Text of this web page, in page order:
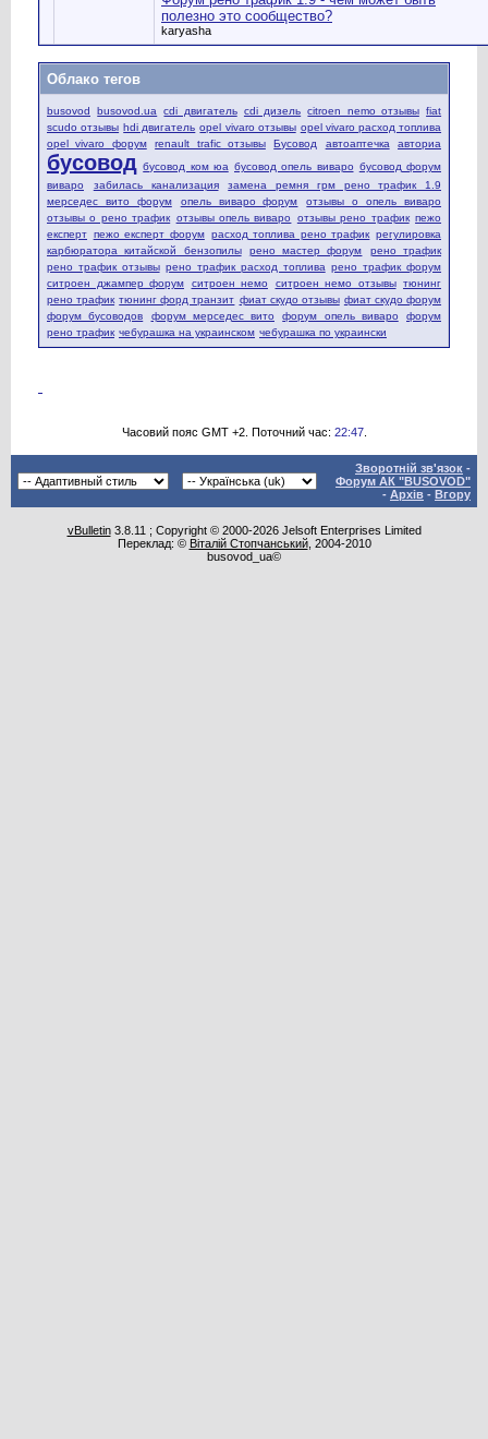
полезно это сообщество?
karyasha
Облако тегов
busovod busovod.ua cdi двигатель cdi дизель citroen nemo отзывы fiat
scudo отзывы hdi двигатель opel vivaro отзывы opel vivaro расход топлива
opel vivaro форум
renault trafic отзывы Бусовод автоаптечка авториа
бусовод бусовод ком юа бусовод опель виваро бусовод форум
виваро
забилась канализация
замена ремня грм рено трафик 1.9
мерседес вито форум
опель виваро форум
отзывы о опель виваро
отзывы о рено трафик отзывы опель виваро отзывы рено трафик пежо
експерт пежо експерт форум расход топлива рено трафик регулировка
карбюратора китайской бензопилы
рено мастер форум
рено трафик
рено трафик отзывы рено трафик расход топлива рено трафик форум
ситроен джампер форум
ситроен немо ситроен немо отзывы тюнинг
рено трафик тюнинг форд транзит фиат скудо отзывы фиат скудо форум
форум бусоводов
форум мерседес вито форум опель виваро
форум
рено трафик чебурашка на украинском чебурашка по украински
Часовий пояс GMT +2. Поточний час: 22:47.
Зворотній зв'язок -
Форум АК "BUSOVOD"
- Архів - Вгору
vBulletin3.8.11 ; Copyright © 2000-2026 Jelsoft Enterprises Limited
Переклад: © Віталій Стопчанський, 2004-2010
busovod_ua©